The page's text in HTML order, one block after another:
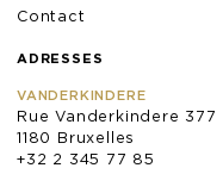
Contact
ADRESSES
VANDERKINDERE
Rue Vanderkindere 377
1180 Bruxelles
+32 2 345 77 85